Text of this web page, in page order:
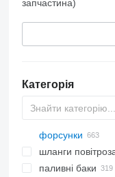
запчастина)
Категорія
форсунки
шланги
паливні баки